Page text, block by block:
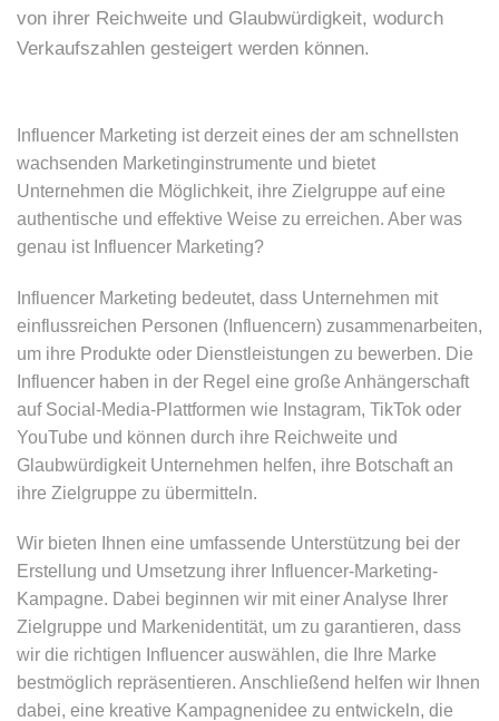
von ihrer Reichweite und Glaubwürdigkeit, wodurch
Verkaufszahlen gesteigert werden können.
Influencer Marketing ist derzeit eines der am schnellsten
wachsenden Marketinginstrumente und bietet
Unternehmen die Möglichkeit, ihre Zielgruppe auf eine
authentische und effektive Weise zu erreichen. Aber was
genau ist Influencer Marketing?
Influencer Marketing bedeutet, dass Unternehmen mit
einflussreichen Personen (Influencern) zusammenarbeiten,
um ihre Produkte oder Dienstleistungen zu bewerben. Die
Influencer haben in der Regel eine große Anhängerschaft
auf Social-Media-Plattformen wie Instagram, TikTok oder
YouTube und können durch ihre Reichweite und
Glaubwürdigkeit Unternehmen helfen, ihre Botschaft an
ihre Zielgruppe zu übermitteln.
Wir bieten Ihnen eine umfassende Unterstützung bei der
Erstellung und Umsetzung ihrer Influencer-Marketing-
Kampagne. Dabei beginnen wir mit einer Analyse Ihrer
Zielgruppe und Markenidentität, um zu garantieren, dass
wir die richtigen Influencer auswählen, die Ihre Marke
bestmöglich repräsentieren. Anschließend helfen wir Ihnen
dabei, eine kreative Kampagnenidee zu entwickeln, die